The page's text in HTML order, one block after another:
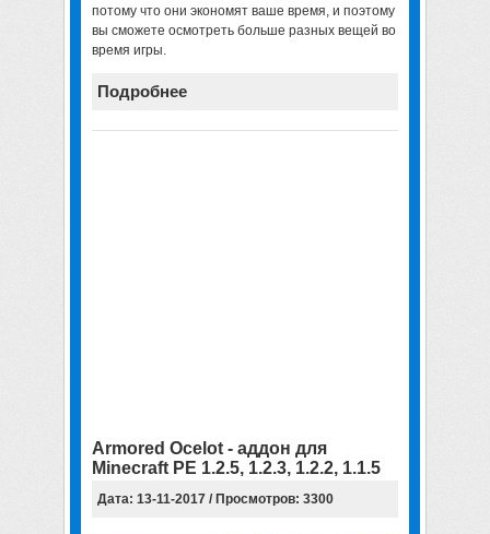
потому что они экономят ваше время, и поэтому
вы сможете осмотреть больше разных вещей во
время игры.
Подробнее
Armored Ocelot - аддон для
Minecraft PE 1.2.5, 1.2.3, 1.2.2, 1.1.5
Дата: 13-11-2017 / Просмотров: 3300